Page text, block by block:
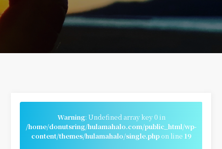
Warning: Undefined array key 0 in
/home/donutsring/hulamahalo.com/public_html/wp-
content/themes/hulamahalo/single.php on line19